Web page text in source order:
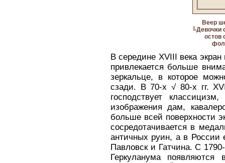
Веер
╚Девочки
остов
В середине XVIII века
привлекается больше
зеркальце, в которое
сзади. В 70-х √ 80-х гг.
господствует
изображения дам,
больше всей поверхности
сосредотачивается в
античных руин, а в России
Павловск и Гатчина. С
Геркуланума